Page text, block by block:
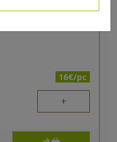
16€/pc
+